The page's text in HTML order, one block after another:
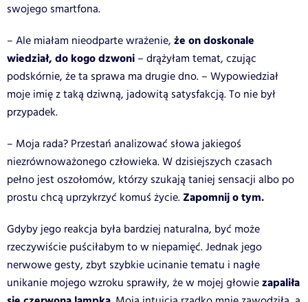
swojego smartfona.
– Ale miałam nieodparte wrażenie, że on doskonale
wiedział, do kogo dzwoni – drążyłam temat, czując
podskórnie, że ta sprawa ma drugie dno. – Wypowiedział
moje imię z taką dziwną, jadowitą satysfakcją. To nie był
przypadek.
– Moja rada? Przestań analizować słowa jakiegoś
niezrównoważonego człowieka. W dzisiejszych czasach
pełno jest oszołomów, którzy szukają taniej sensacji albo po
prostu chcą uprzykrzyć komuś życie. Zapomnij o tym.
Gdyby jego reakcja była bardziej naturalna, być może
rzeczywiście puściłabym to w niepamięć. Jednak jego
nerwowe gesty, zbyt szybkie ucinanie tematu i nagłe
unikanie mojego wzroku sprawiły, że w mojej głowiezapaliła